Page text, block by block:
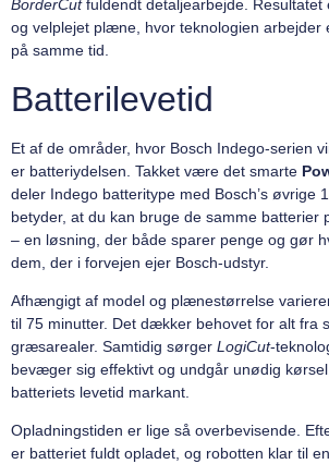
BorderCutfuldendt detaljearbejde. Resultatet
og velplejet plæne, hvor teknologien arbejder
på samme tid.
Batterilevetid
Et af de områder, hvor Bosch Indego-serien
er batteriydelsen. Takket være det smarte
deler Indego batteritype med Bosch’s øvrige
betyder, at du kan bruge de samme batterier
– en løsning, der både sparer penge og gør
dem, der i forvejen ejer Bosch-udstyr.
Afhængigt af model og plænestørrelse
til 75 minutter. Det dækker behovet for alt fra
græsarealer. Samtidig sørger LogiCut-
bevæger sig effektivt og undgår unødig
batteriets levetid markant.
Opladningstiden er lige så overbevisende.
er batteriet fuldt opladet, og robotten klar til